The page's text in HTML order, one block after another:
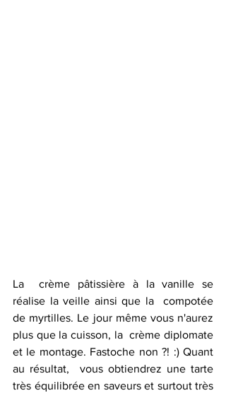
La  crème pâtissière à la vanille se
réalise la veille ainsi que la  compotée
de myrtilles. Le jour même vous n'aurez
plus que la cuisson, la  crème diplomate
et le montage. Fastoche non ?! :) Quant
au résultat,  vous obtiendrez une tarte
très équilibrée en saveurs et surtout très